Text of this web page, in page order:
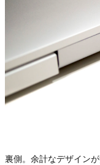
裏側。余計なデザイン